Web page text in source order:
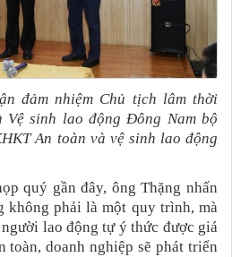
đảm nhiệm Chủ tịch lâm thời
sinh lao động Đông Nam bộ
An toàn và vệ sinh lao động
quý gần đây, ông Thặng nhấn
không phải là một quy trình, mà
lao động tự ý thức được giá
toàn, doanh nghiệp sẽ phát triển